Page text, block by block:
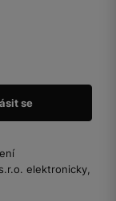
elektronicky,